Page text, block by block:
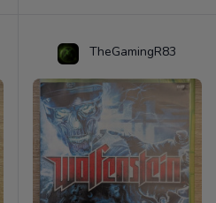
TheGamingR83